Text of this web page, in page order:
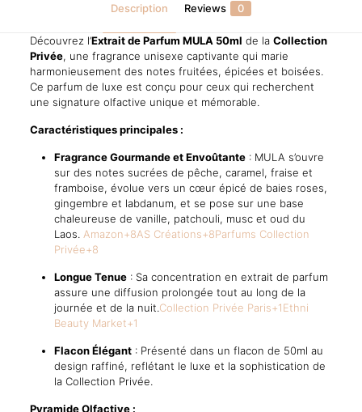
et
Envoûtante
quantity
Description Reviews 0
Découvrez l’Extrait de Parfum MULA 50ml de la Collection
Privée, une fragrance unisexe captivante qui marie
harmonieusement des notes fruitées, épicées et boisées.
Ce parfum de luxe est conçu pour ceux qui recherchent
une signature olfactive unique et mémorable.
Caractéristiques principales :
Fragrance Gourmande et Envoûtante: MULA s’ouvre
sur des notes sucrées de pêche, caramel, fraise et
framboise, évolue vers un cœur épicé de baies roses,
gingembre et labdanum, et se pose sur une base
chaleureuse de vanille, patchouli, musc et oud du
Laos. Amazon+8AS Créations+8Parfums Collection
Privée+8
Longue Tenue: Sa concentration en extrait de parfum
assure une diffusion prolongée tout au long de la
journée et de la nuit.Collection Privée Paris+1Ethni
Beauty Market+1
Flacon Élégant: Présenté dans un flacon de 50ml au
design raffiné, reflétant le luxe et la sophistication de
la Collection Privée.
Pyramide Olfactive :